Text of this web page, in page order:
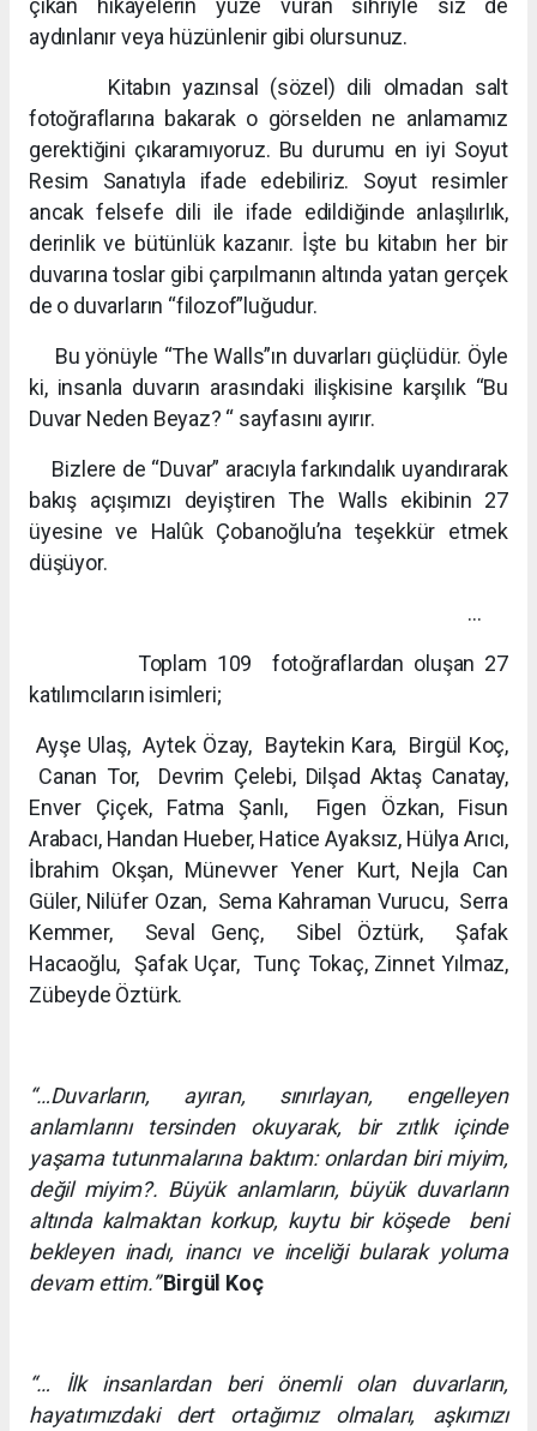
aydınlanır veya hüzünlenir gibi olursunuz.
Kitabın yazınsal (sözel) dili olmadan salt
fotoğraflarına bakarak o görselden ne anlamamız
gerektiğini çıkaramıyoruz. Bu durumu en iyi Soyut
Resim Sanatıyla ifade edebiliriz. Soyut resimler
ancak felsefe dili ile ifade edildiğinde anlaşılırlık,
derinlik ve bütünlük kazanır. İşte bu kitabın her bir
duvarına toslar gibi çarpılmanın altında yatan gerçek
de o duvarların “filozof”luğudur.
Bu yönüyle “The Walls”ın duvarları güçlüdür. Öyle
ki, insanla duvarın arasındaki ilişkisine karşılık “Bu
Duvar Neden Beyaz? “ sayfasını ayırır.
Bizlere de “Duvar” aracıyla farkındalık uyandırarak
bakış açışımızı deyiştiren The Walls ekibinin 27
üyesine ve Halûk Çobanoğlu’na teşekkür etmek
düşüyor.
…
Toplam 109 fotoğraflardan oluşan 27
katılımcıların isimleri;
Ayşe Ulaş, Aytek Özay, Baytekin Kara, Birgül Koç,
Canan Tor, Devrim Çelebi, Dilşad Aktaş Canatay,
Enver Çiçek, Fatma Şanlı, Figen Özkan, Fisun
Arabacı, Handan Hueber, Hatice Ayaksız, Hülya Arıcı,
İbrahim Okşan, Münevver Yener Kurt, Nejla Can
Güler, Nilüfer Ozan, Sema Kahraman Vurucu, Serra
Kemmer, Seval Genç, Sibel Öztürk, Şafak
Hacaoğlu, Şafak Uçar, Tunç Tokaç, Zinnet Yılmaz,
Zübeyde Öztürk.
“…Duvarların, ayıran, sınırlayan, engelleyen
anlamlarını tersinden okuyarak, bir zıtlık içinde
yaşama tutunmalarına baktım: onlardan biri miyim,
değil miyim?. Büyük anlamların, büyük duvarların
altında kalmaktan korkup, kuytu bir köşede beni
bekleyen inadı, inancı ve inceliği bularak yoluma
devam ettim.”Birgül Koç
“… İlk insanlardan beri önemli olan duvarların,
hayatımızdaki dert ortağımız olmaları, aşkımızı